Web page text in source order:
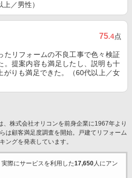
／男性）
75.4点
たリフォームの不良工事で色々検証
。提案内容も満足したし、説明も十
がりも満足できた。（60代以上／女
、株式会社オリコンを前身企業に1967年より
は顧客満足度調査を開始。戸建てリフォーム
ングを発表しています。
際にサービスを利用した17,650人にアン